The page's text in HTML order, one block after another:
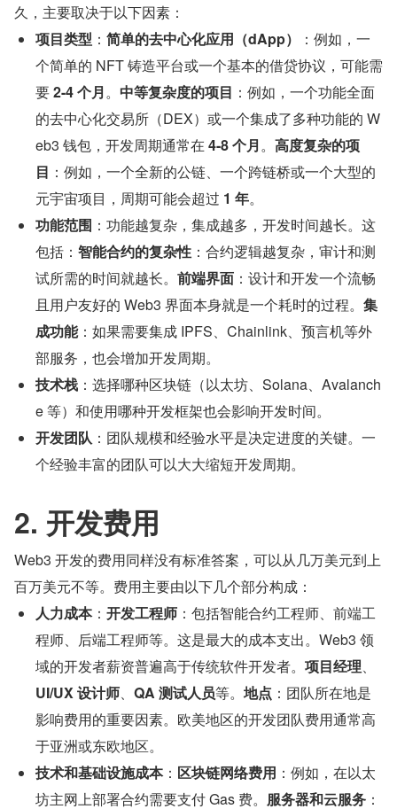
久，主要取决于以下因素：
项目类型 ： 简单的去中心化应用（dApp）
：例如，一
个简单的 NFT 铸造平台或一个基本的借贷协议，可能需
要 2-4 个月 。 中等复杂度的项目 ：例如，一个功能全面
的去中心化交易所（DEX）或一个集成了多种功能的 W
eb3 钱包，开发周期通常在 4-8 个月 。 高度复杂的项
目 ：例如，一个全新的公链、一个跨链桥或一个大型的
元宇宙项目，周期可能会超过 1 年。
功能范围 ：功能越复杂，集成越多，开发时间越长。这
包括： 智能合约的复杂性 ：合约逻辑越复杂，审计和测
试所需的时间就越长。 前端界面 ：设计和开发一个流畅
且用户友好的 Web3 界面本身就是一个耗时的过程。 集
成功能：如果需要集成 IPFS、Chainlink、预言机等外
部服务，也会增加开发周期。
技术栈 ：选择哪种区块链（以太坊、Solana、Avalanch
e 等）和使用哪种开发框架也会影响开发时间。
开发团队 ：团队规模和经验水平是决定进度的关键。一
个经验丰富的团队可以大大缩短开发周期。
2. 开发费用
Web3 开发的费用同样没有标准答案，可以从几万美元到上
百万美元不等。费用主要由以下几个部分构成：
人力成本： 开发工程师 ：包括智能合约工程师、前端工
程师、后端工程师等。这是最大的成本支出。Web3 领
域的开发者薪资普遍高于传统软件开发者。 项目经理
UI/UX 设计师
QA 测试人员等。 地点 ：团队所在地是
影响费用的重要因素。欧美地区的开发团队费用通常高
于亚洲或东欧地区。
技术和基础设施成本： 区块链网络费用 ：例如，在以太
坊主网上部署合约需要支付 Gas 费。 服务器和云服务 ：